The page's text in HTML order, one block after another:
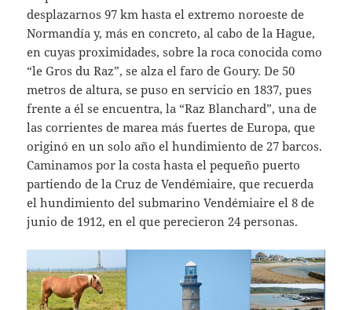
desplazarnos 97 km hasta el extremo noroeste de
Normandía y, más en concreto, al cabo de la Hague,
en cuyas proximidades, sobre la roca conocida como
“le Gros du Raz”, se alza el faro de Goury. De 50
metros de altura, se puso en servicio en 1837, pues
frente a él se encuentra, la “Raz Blanchard”, una de
las corrientes de marea más fuertes de Europa, que
originó en un solo año el hundimiento de 27 barcos.
Caminamos por la costa hasta el pequeño puerto
partiendo de la Cruz de Vendémiaire, que recuerda
el hundimiento del submarino Vendémiaire el 8 de
junio de 1912, en el que perecieron 24 personas.